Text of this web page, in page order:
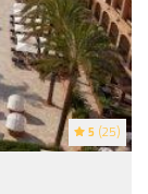
5 (25)